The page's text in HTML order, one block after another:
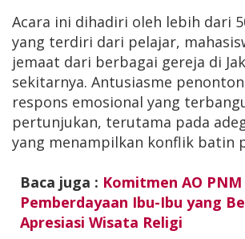
Acara ini dihadiri oleh lebih dari
yang terdiri dari pelajar,
jemaat dari berbagai gereja di
sekitarnya. Antusiasme
respons emosional yang
pertunjukan, terutama pada
yang menampilkan konflik batin
Baca juga : Komitmen AO
Pemberdayaan Ibu-Ibu yang
Apresiasi Wisata Religi